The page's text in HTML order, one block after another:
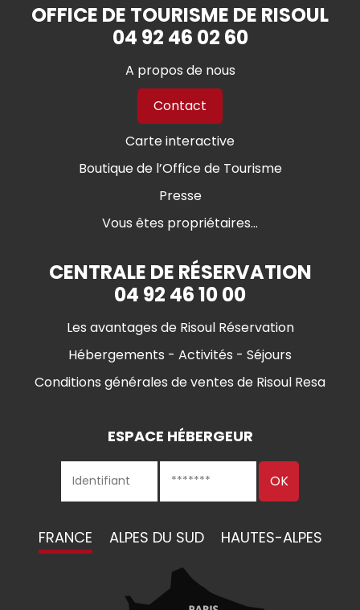
OFFICE DE TOURISME DE RISOUL
04 92 46 02 60
A propos de nous
Contact
Carte interactive
Boutique de l’Office de Tourisme
Presse
Vous êtes propriétaires...
CENTRALE DE RÉSERVATION
04 92 46 10 00
Les avantages de Risoul Réservation
Hébergements - Activités - Séjours
Conditions générales de ventes de Risoul Resa
ESPACE HÉBERGEUR
FRANCE ALPES DU SUD HAUTES-ALPES